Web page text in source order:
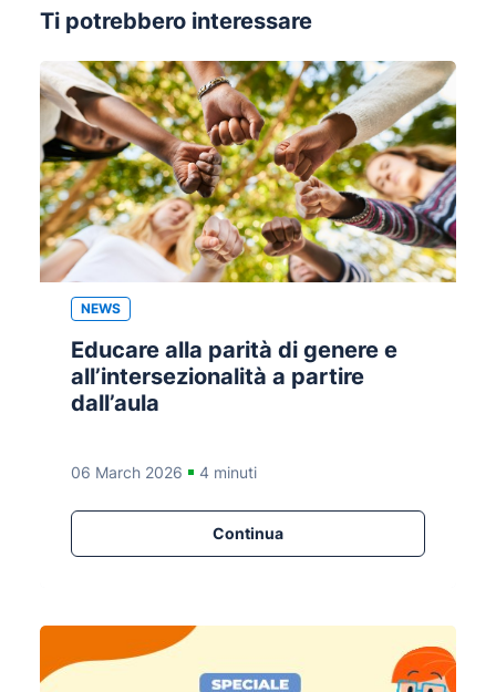
Ti potrebbero interessare
NEWS
Educare alla parità di genere e
all’intersezionalità a partire
dall’aula
06 March 2026 4 minuti
Continua